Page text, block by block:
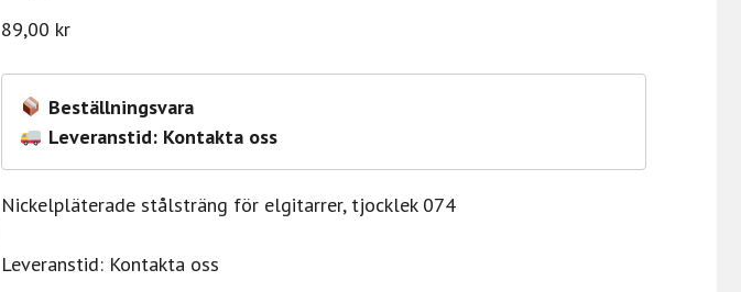
89,00 kr
Beställningsvara
Leveranstid: Kontakta oss
Nickelpläterade stålsträng för elgitarrer, tjocklek 074
Leveranstid: Kontakta oss